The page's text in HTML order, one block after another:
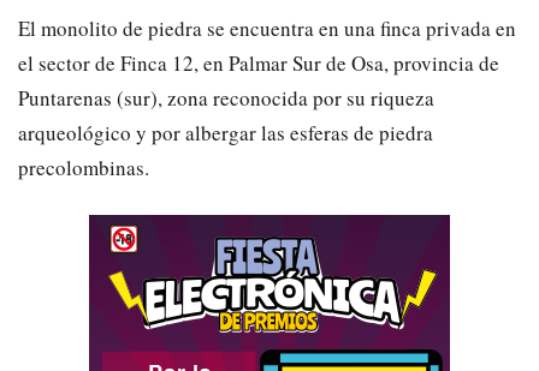
El monolito de piedra se encuentra en una finca privada en
el sector de Finca 12, en Palmar Sur de Osa, provincia de
Puntarenas (sur), zona reconocida por su riqueza
arqueológico y por albergar las esferas de piedra
precolombinas.